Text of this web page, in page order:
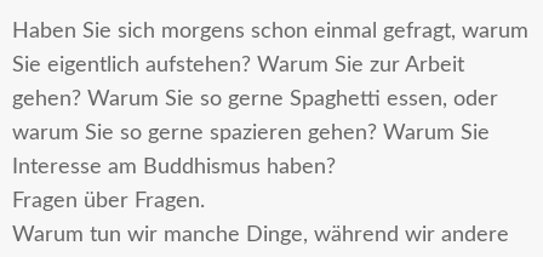
Haben Sie sich morgens schon einmal gefragt, warum
Sie eigentlich aufstehen? Warum Sie zur Arbeit
gehen? Warum Sie so gerne Spaghetti essen, oder
warum Sie so gerne spazieren gehen? Warum Sie
Interesse am Buddhismus haben?
Fragen über Fragen.
Warum tun wir manche Dinge, während wir andere